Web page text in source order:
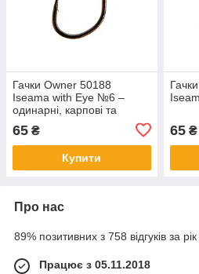
Гачки Owner 50188
Iseama with Eye №6 –
одинарні, карпові та
міцні, універсальні
65 ₴
Купити
65₴
Про нас
89% позитивних з 758 відгуків за рік
Працює з 05.11.2018